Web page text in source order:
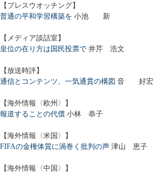
【プレスウオッチング】
普通の平和学習構築を 小池 新
【メディア談話室】
皇位の在り方は国民投票で 井芹 浩文
【放送時評】
通信とコンテンツ、一気通貫の構図 音 好宏
【海外情報〈欧州〉】
報道することの代償 小林 恭子
【海外情報〈米国〉】
FIFAの金権体質に渦巻く批判の声 津山 恵子
【海外情報〈中国〉】